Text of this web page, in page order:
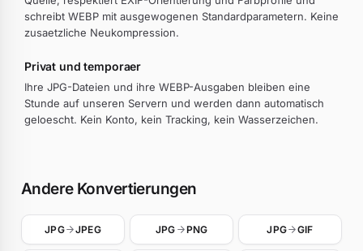
schreibt WEBP mit ausgewogenen Standardparametern. Keine
zusaetzliche Neukompression.
Privat und temporaer
Ihre JPG-Dateien und ihre WEBP-Ausgaben bleiben eine
Stunde auf unseren Servern und werden dann automatisch
geloescht. Kein Konto, kein Tracking, kein Wasserzeichen.
Andere Konvertierungen
JPG JPEG JPG PNG JPG GIF